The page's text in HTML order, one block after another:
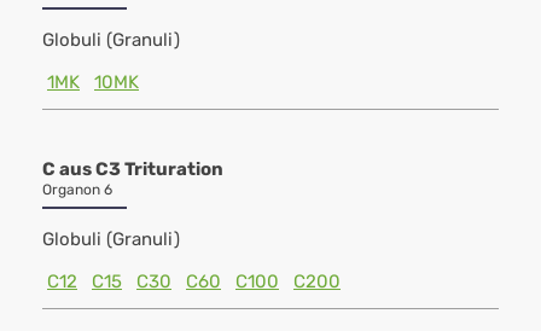
Globuli (Granuli)
1MK
10MK
C aus C3 Trituration
Organon 6
Globuli (Granuli)
C12
C15 C30 C60 C100 C200